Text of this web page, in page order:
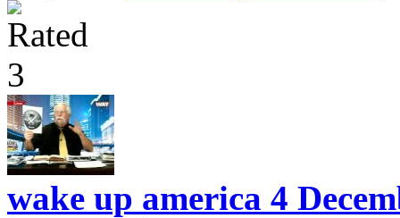
wake up america 4